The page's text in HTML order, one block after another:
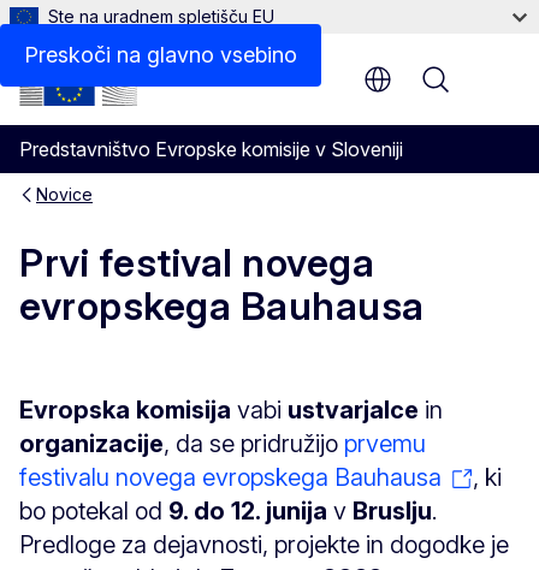
Preskoči na glavno vsebino
Ste na uradnem spletišču EU
Predstavništvo Evropske komisije v Sloveniji
Menu
Novice
Prvi festival novega
evropskega Bauhausa
Evropska komisija vabi ustvarjalce in
organizacije, da se pridružijo prvemu
festivalu novega evropskega Bauhausa
, ki
bo potekal od 9. do 12. junija v Bruslju.
Predloge za dejavnosti, projekte in dogodke je